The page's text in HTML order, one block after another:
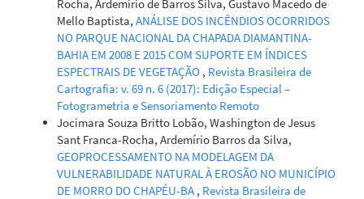
Rocha, Ardemirio de Barros Silva, Gustavo Macedo de
Mello Baptista, ANÁLISE DOS INCÊNDIOS OCORRIDOS
NO PARQUE NACIONAL DA CHAPADA DIAMANTINA-
BAHIA EM 2008 E 2015 COM SUPORTE EM ÍNDICES
ESPECTRAIS DE VEGETAÇÃO , Revista Brasileira de
Cartografia: v. 69 n. 6 (2017): Edição Especial –
Fotogrametria e Sensoriamento Remoto
Jocimara Souza Britto Lobão, Washington de Jesus
Sant Franca-Rocha, Ardemírio Barros da Silva,
GEOPROCESSAMENTO NA MODELAGEM DA
VULNERABILIDADE NATURAL À EROSÃO NO MUNICÍPIO
DE MORRO DO CHAPÉU-BA , Revista Brasileira de